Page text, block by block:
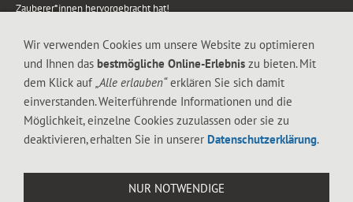
Zauberer*innen hervorgebracht hat!
vom Kinderprogramm bis zur Tischzauberei. Lassen Sie sich faszinieren von
meiner Zauber-Sprech-Show, angerührt mit sprachlichen Sequenzen,
gewürzt mit Gags und visuellen Illusionen wie Kaninchen, Vasen, Seilen,
Wir verwenden Cookies um unsere Website zu optimieren
und Ihnen das bestmögliche Online-Erlebnis zu bieten. Mit
dem Klick auf „Alle erlauben“erklären Sie sich damit
einverstanden. Weiterführende Informationen und die
Möglichkeit, einzelne Cookies zuzulassen oder sie zu
deaktivieren, erhalten Sie in unserer Datenschutzerklärung.
NUR NOTWENDIGE